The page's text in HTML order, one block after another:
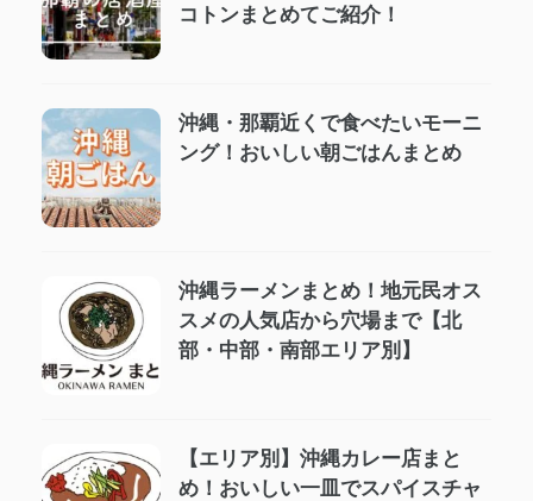
コトンまとめてご紹介！
沖縄・那覇近くで食べたいモーニ
ング！おいしい朝ごはんまとめ
沖縄ラーメンまとめ！地元民オス
スメの人気店から穴場まで【北
部・中部・南部エリア別】
【エリア別】沖縄カレー店まと
め！おいしい一皿でスパイスチャ